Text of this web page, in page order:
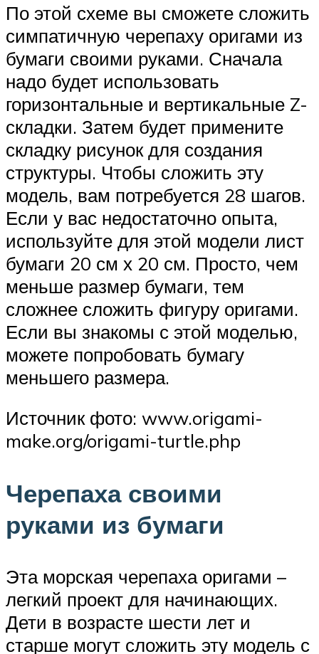
По этой схеме вы сможете сложить
симпатичную черепаху оригами из
бумаги своими руками. Сначала
надо будет использовать
горизонтальные и вертикальные Z-
складки. Затем будет примените
складку рисунок для создания
структуры. Чтобы сложить эту
модель, вам потребуется 28 шагов.
Если у вас недостаточно опыта,
используйте для этой модели лист
бумаги 20 см х 20 см. Просто, чем
меньше размер бумаги, тем
сложнее сложить фигуру оригами.
Если вы знакомы с этой моделью,
можете попробовать бумагу
меньшего размера.
Источник фото: www.origami-
make.org/origami-turtle.php
Черепаха своими
руками из бумаги
Эта морская черепаха оригами –
легкий проект для начинающих.
Дети в возрасте шести лет и
старше могут сложить эту модель с